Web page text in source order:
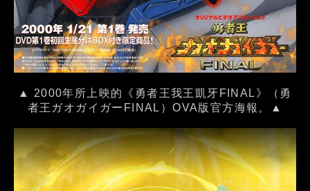
▲ 2000年所上映的《勇者王我王凱牙FINAL》（勇
者王ガオガイガーFINAL）OVA版官方海報。▲